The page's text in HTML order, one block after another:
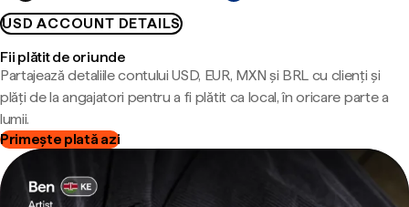
USD ACCOUNT DETAILS
Fii plătit de oriunde
Partajează detaliile contului USD, EUR, MXN și BRL cu clienți și
plăți de la angajatori pentru a fi plătit ca local, în oricare parte a
lumii.
Primește plată azi